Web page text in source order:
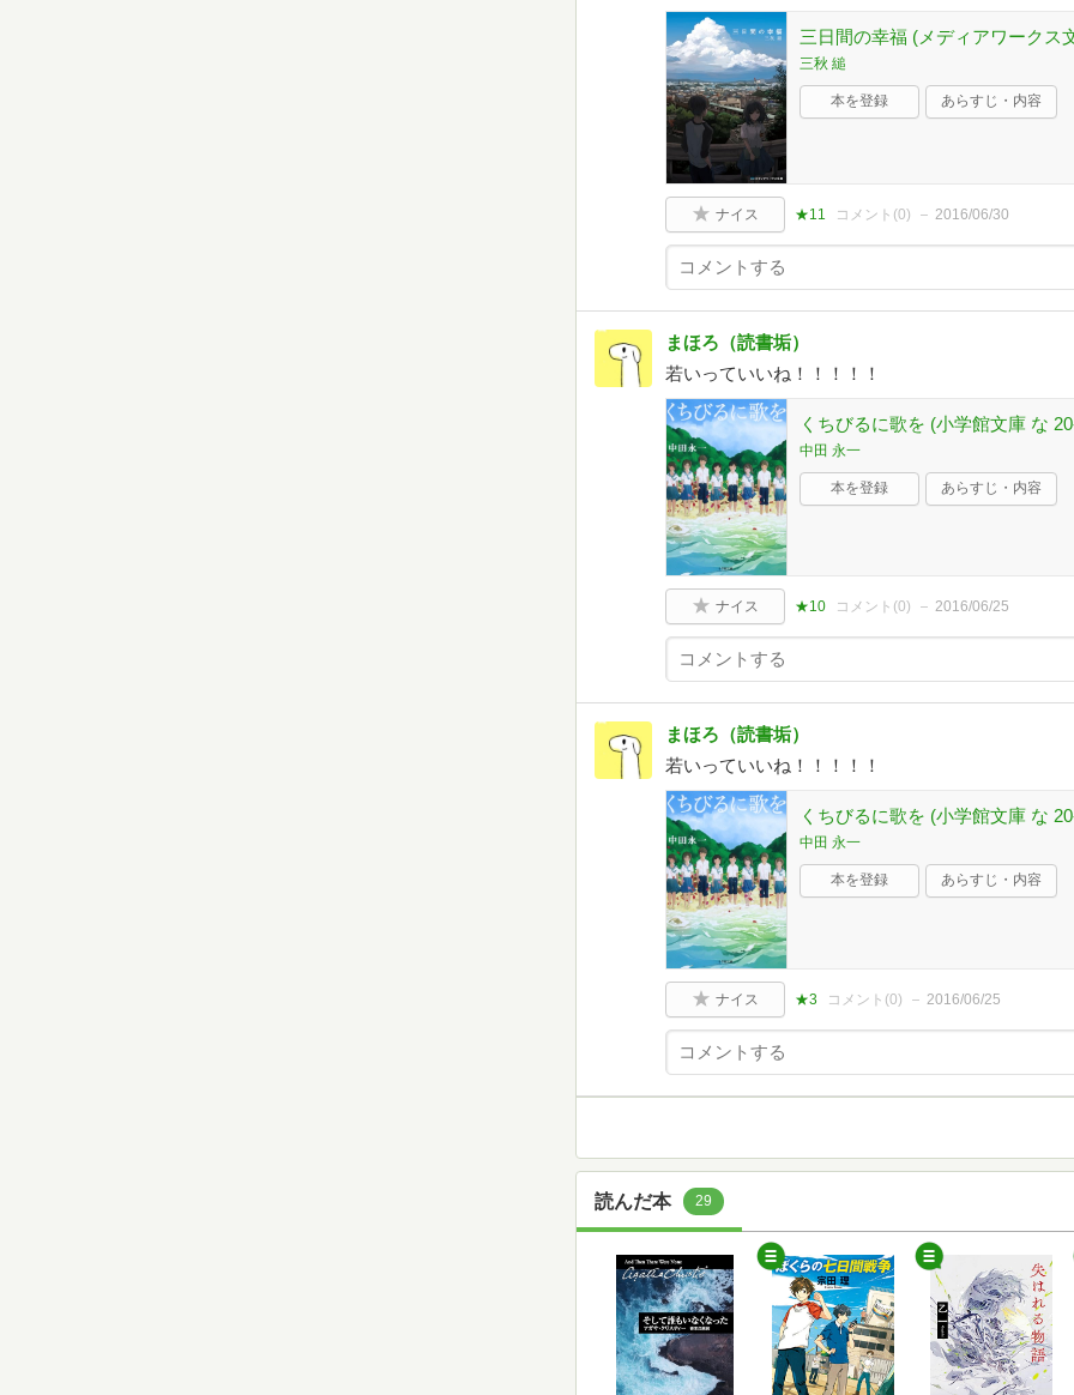
三日間の幸福 (メディアワークス
三秋 縋
本を登録 あらすじ・内容
ナイス ★11 コメント(0) 2016/06/30
まほろ（読書垢）
若いっていいね！！！！！
くちびるに歌を (小学館文庫 な
中田 永一
本を登録 あらすじ・内容
ナイス ★10 コメント(0) 2016/06/25
まほろ（読書垢）
若いっていいね！！！！！
くちびるに歌を (小学館文庫 な
中田 永一
本を登録 あらすじ・内容
ナイス ★3 コメント(0) 2016/06/25
読んだ本 29